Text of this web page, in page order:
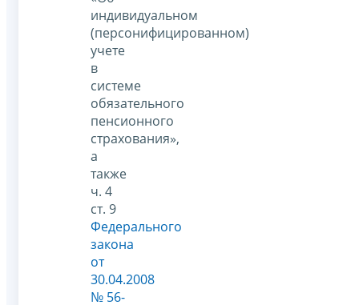
индивидуальном
(персонифицированном)
учете
в
системе
обязательного
пенсионного
страхования»,
а
также
ч. 4
ст. 9
Федерального
закона
от
30.04.2008
№ 56-